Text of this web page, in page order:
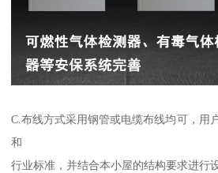
C.布线方式采用钢管或电缆布线均可，用
和
行业标准，并结合本小屋的结构要求进行